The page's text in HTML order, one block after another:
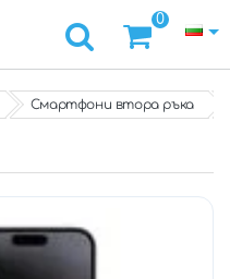
0
Смартфони втора ръка